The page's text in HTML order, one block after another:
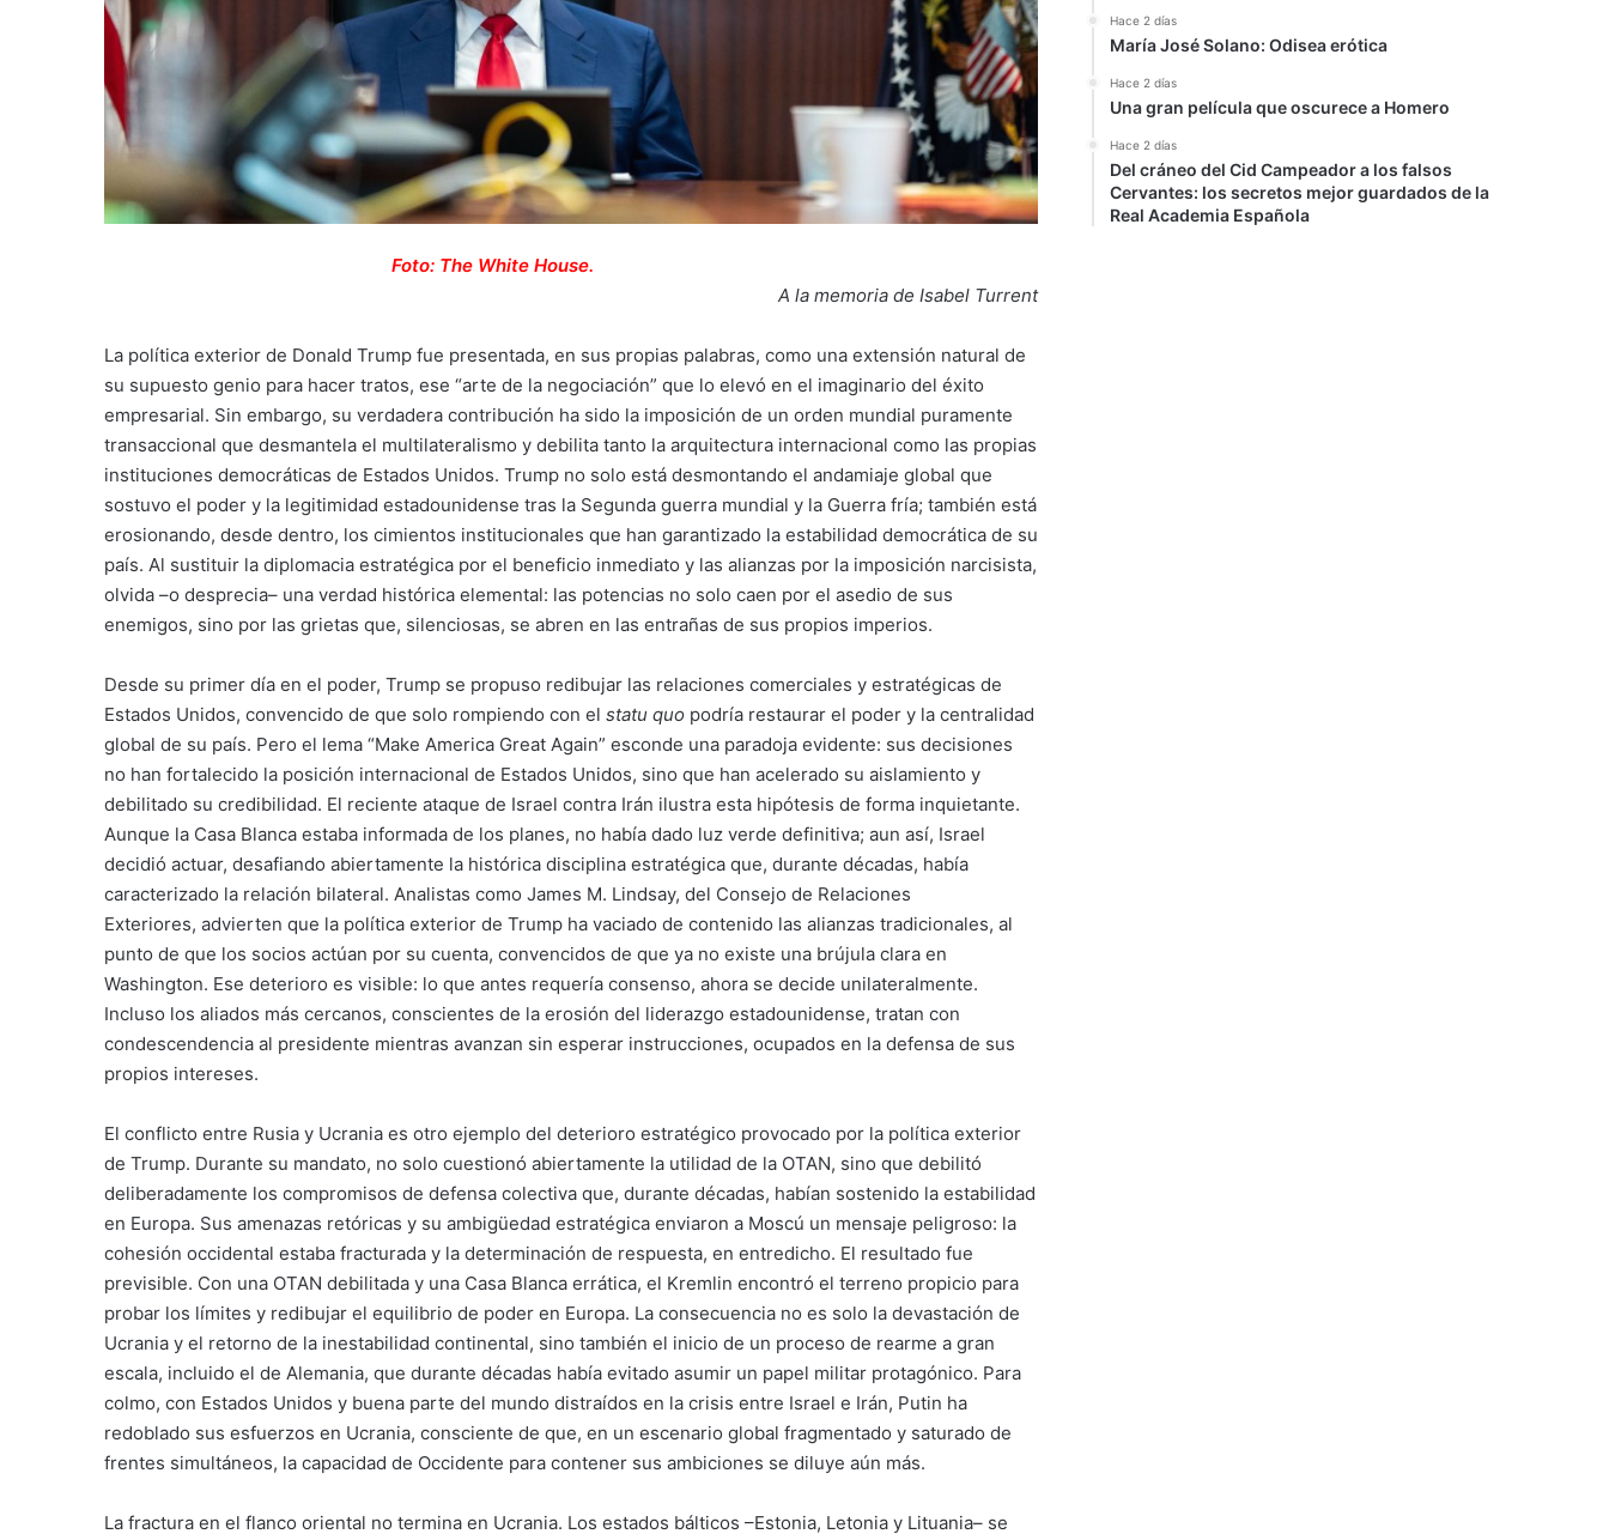
Foto: The White House.
A la memoria de Isabel Turrent
La política exterior de Donald Trump fue presentada, en sus propias palabras, como una extensión natural de
su supuesto genio para hacer tratos, ese “arte de la negociación” que lo elevó en el imaginario del éxito
empresarial. Sin embargo, su verdadera contribución ha sido la imposición de un orden mundial puramente
transaccional que desmantela el multilateralismo y debilita tanto la arquitectura internacional como las propias
instituciones democráticas de Estados Unidos. Trump no solo está desmontando el andamiaje global que
sostuvo el poder y la legitimidad estadounidense tras la Segunda guerra mundial y la Guerra fría; también está
erosionando, desde dentro, los cimientos institucionales que han garantizado la estabilidad democrática de su
país. Al sustituir la diplomacia estratégica por el beneficio inmediato y las alianzas por la imposición narcisista,
olvida –o desprecia– una verdad histórica elemental: las potencias no solo caen por el asedio de sus
enemigos, sino por las grietas que, silenciosas, se abren en las entrañas de sus propios imperios.
Desde su primer día en el poder, Trump se propuso redibujar las relaciones comerciales y estratégicas de
Estados Unidos, convencido de que solo rompiendo con el statu quo podría restaurar el poder y la centralidad
global de su país. Pero el lema “Make America Great Again” esconde una paradoja evidente: sus decisiones
no han fortalecido la posición internacional de Estados Unidos, sino que han acelerado su aislamiento y
debilitado su credibilidad. El reciente ataque de Israel contra Irán ilustra esta hipótesis de forma inquietante.
Aunque la Casa Blanca estaba informada de los planes, no había dado luz verde definitiva; aun así, Israel
decidió actuar, desafiando abiertamente la histórica disciplina estratégica que, durante décadas, había
caracterizado la relación bilateral. Analistas como James M. Lindsay, del Consejo de Relaciones
Exteriores, advierten que la política exterior de Trump ha vaciado de contenido las alianzas tradicionales, al
punto de que los socios actúan por su cuenta, convencidos de que ya no existe una brújula clara en
Washington. Ese deterioro es visible: lo que antes requería consenso, ahora se decide unilateralmente.
Incluso los aliados más cercanos, conscientes de la erosión del liderazgo estadounidense, tratan con
condescendencia al presidente mientras avanzan sin esperar instrucciones, ocupados en la defensa de sus
propios intereses.
El conflicto entre Rusia y Ucrania es otro ejemplo del deterioro estratégico provocado por la política exterior
de Trump. Durante su mandato, no solo cuestionó abiertamente la utilidad de la OTAN, sino que debilitó
deliberadamente los compromisos de defensa colectiva que, durante décadas, habían sostenido la estabilidad
en Europa. Sus amenazas retóricas y su ambigüedad estratégica enviaron a Moscú un mensaje peligroso: la
cohesión occidental estaba fracturada y la determinación de respuesta, en entredicho. El resultado fue
previsible. Con una OTAN debilitada y una Casa Blanca errática, el Kremlin encontró el terreno propicio para
probar los límites y redibujar el equilibrio de poder en Europa. La consecuencia no es solo la devastación de
Ucrania y el retorno de la inestabilidad continental, sino también el inicio de un proceso de rearme a gran
escala, incluido el de Alemania, que durante décadas había evitado asumir un papel militar protagónico. Para
colmo, con Estados Unidos y buena parte del mundo distraídos en la crisis entre Israel e Irán, Putin ha
redoblado sus esfuerzos en Ucrania, consciente de que, en un escenario global fragmentado y saturado de
frentes simultáneos, la capacidad de Occidente para contener sus ambiciones se diluye aún más.
La fractura en el flanco oriental no termina en Ucrania. Los estados bálticos –Estonia, Letonia y Lituania– se
Hace 2 días
María José Solano: Odisea erótica
Hace 2 días
Una gran película que oscurece a Homero
Hace 2 días
Del cráneo del Cid Campeador a los falsos
Cervantes: los secretos mejor guardados de la
Real Academia Española